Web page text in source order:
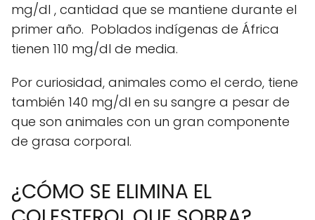
mg/dl , cantidad que se mantiene durante el
primer año. Poblados indígenas de África
tienen 110 mg/dl de media.
Por curiosidad, animales como el cerdo, tiene
también 140 mg/dl en su sangre a pesar de
que son animales con un gran componente
de grasa corporal.
¿CÓMO SE ELIMINA EL